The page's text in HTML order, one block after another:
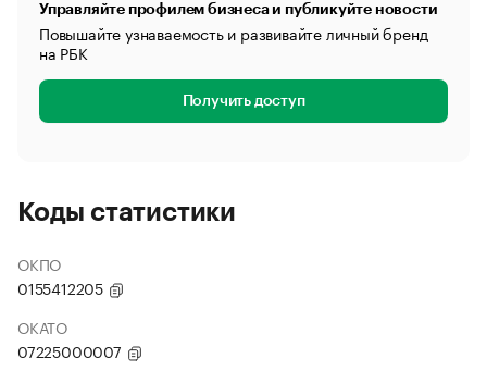
Управляйте профилем бизнеса и публикуйте новости
Повышайте узнаваемость и развивайте личный бренд
на РБК
Получить доступ
Коды статистики
ОКПО
0155412205
ОКАТО
07225000007